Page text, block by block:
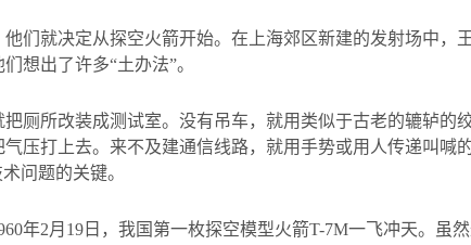
们就决定从探空火箭开始。在上海郊区新建的发射场中，
想出了许多“土办法”。
厕所改装成测试室。没有吊车，就用类似于古老的辘轳的
气压打上去。来不及建通信线路，就用手势或用人传递叫
问题的关键。
年2月 19 日，我国第一枚探空模型火箭T-7M一飞冲天。虽